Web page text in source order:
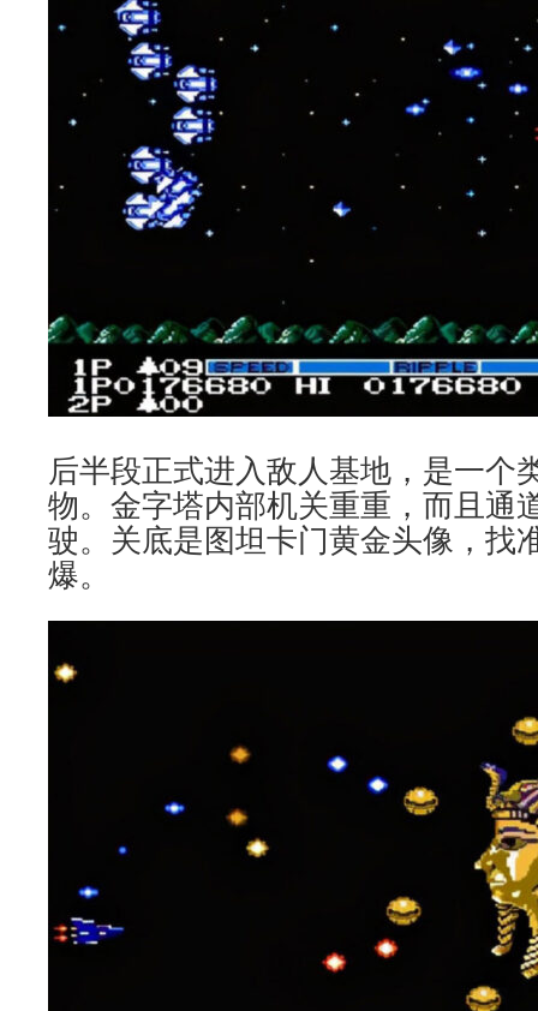
后半段正式进入敌人基地，是一个
物。金字塔内部机关重重，而且通
驶。关底是图坦卡门黄金头像，找
爆。